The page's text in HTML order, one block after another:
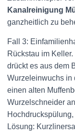
Kanalreinigung
ganzheitlich zu
Fall 3:
Rückstau im
drückt es aus dem
Wurzeleinwuchs in
einen alten
Wurzelschneider
Lösung: